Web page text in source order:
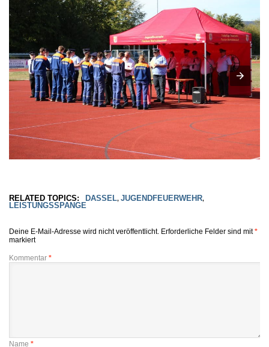
RELATED TOPICS: DASSEL, JUGENDFEUERWEHR,
LEISTUNGSSPANGE
Deine E-Mail-Adresse wird nicht veröffentlicht. Erforderliche Felder sind mit*
markiert
Kommentar *
Name *